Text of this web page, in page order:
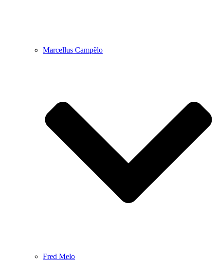
Marcellus Campêlo
Fred Melo